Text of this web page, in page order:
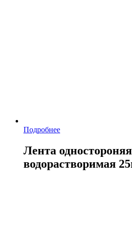
Подробнее
Лента одностороняя
водорастворимая